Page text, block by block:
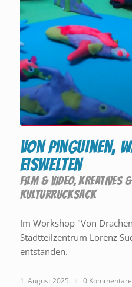
Von Pinguinen,
Eiswelten
FILM & VIDEO,KREATIVES
KULTURRUCKSACK
Im Workshop "Von
Stadtteilzentrum Lorenz
entstanden.
1. August 2025 / 0 Kommentare